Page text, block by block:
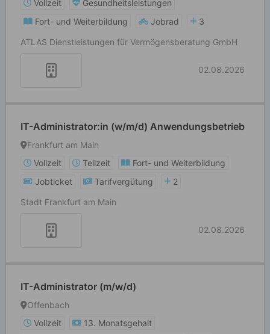
Vollzeit
Gesundheitsleistungen
Fort- und Weiterbildung
Jobrad
3
ATLAS Dienstleistungen für Vermögensberatung GmbH
02.08.2026
IT-Administrator:in (w/m/d) Anwendungsbetrieb
Frankfurt am Main
Vollzeit
Teilzeit
Fort- und Weiterbildung
Jobticket
Tarifvergütung
2
Stadt Frankfurt am Main
02.08.2026
IT-Administrator (m/w/d)
Offenbach
Vollzeit
13. Monatsgehalt